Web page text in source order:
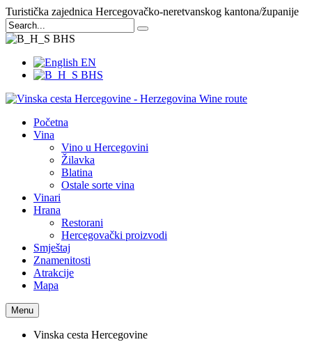
Turistička zajednica Hercegovačko-neretvanskog kantona/županije
BHS
EN
BHS
Početna
Vina
Vino u Hercegovini
Žilavka
Blatina
Ostale sorte vina
Vinari
Hrana
Restorani
Hercegovački proizvodi
Smještaj
Znamenitosti
Atrakcije
Mapa
Menu
Vinska cesta Hercegovine